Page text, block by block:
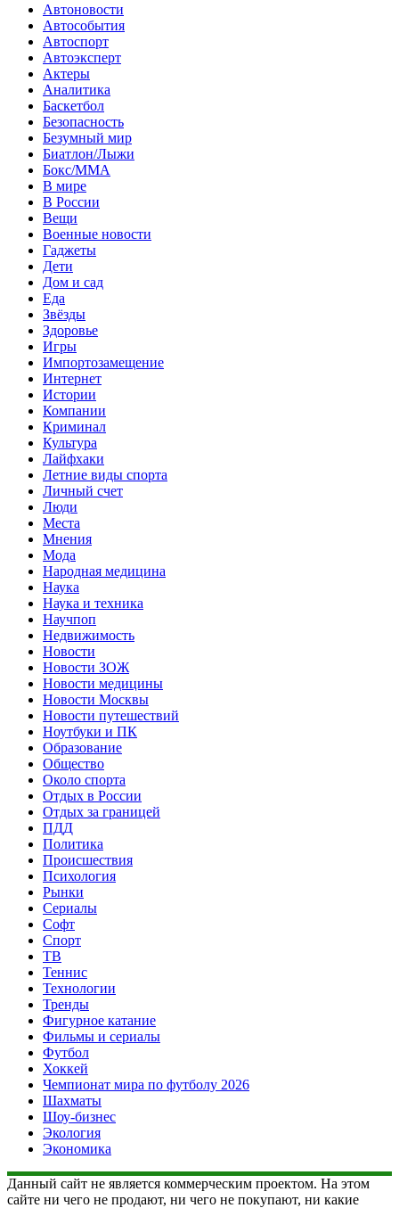
Автоновости
Автособытия
Автоспорт
Автоэксперт
Актеры
Аналитика
Баскетбол
Безопасность
Безумный мир
Биатлон/Лыжи
Бокс/MMA
В мире
В России
Вещи
Военные новости
Гаджеты
Дети
Дом и сад
Еда
Звёзды
Здоровье
Игры
Импортозамещение
Интернет
Истории
Компании
Криминал
Культура
Лайфхаки
Летние виды спорта
Личный счет
Люди
Места
Мнения
Мода
Народная медицина
Наука
Наука и техника
Научпоп
Недвижимость
Новости
Новости ЗОЖ
Новости медицины
Новости Москвы
Новости путешествий
Ноутбуки и ПК
Образование
Общество
Около спорта
Отдых в России
Отдых за границей
ПДД
Политика
Происшествия
Психология
Рынки
Сериалы
Софт
Спорт
ТВ
Теннис
Технологии
Тренды
Фигурное катание
Фильмы и сериалы
Футбол
Хоккей
Чемпионат мира по футболу 2026
Шахматы
Шоу-бизнес
Экология
Экономика
Данный сайт не является коммерческим проектом. На этом
сайте ни чего не продают, ни чего не покупают, ни какие